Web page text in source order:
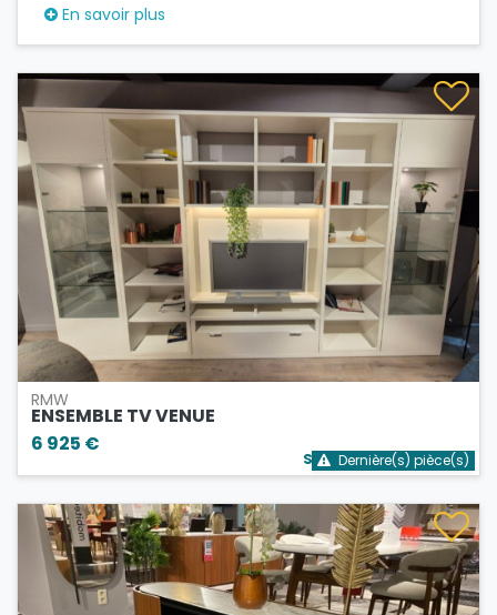
En savoir plus
RMW
ENSEMBLE TV VENUE
6 925 €
Stock bientôt épuisé
Dernière(s) pièce(s)